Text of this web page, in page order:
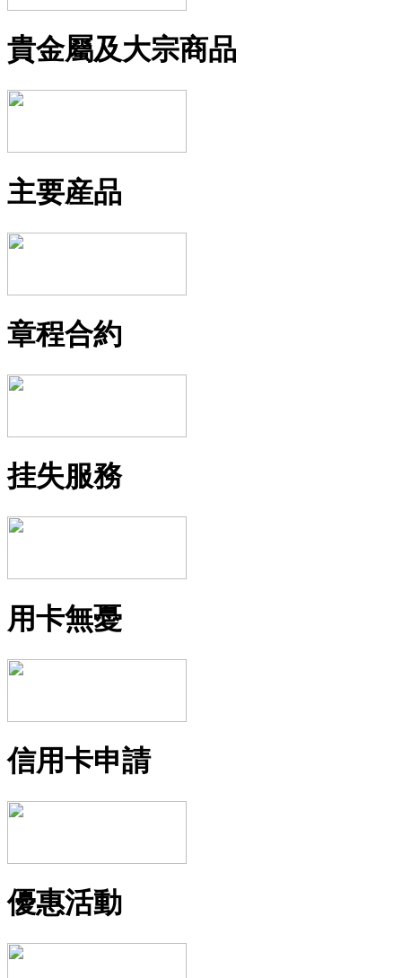
貴金屬及大宗商品
主要産品
章程合約
挂失服務
用卡無憂
信用卡申請
優惠活動